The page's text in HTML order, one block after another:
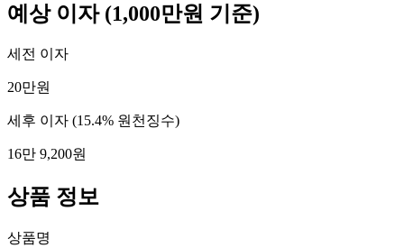
예상 이자 (1,000만원 기준)
세전 이자
20만원
세후 이자 (15.4% 원천징수)
16만 9,200원
상품 정보
상품명